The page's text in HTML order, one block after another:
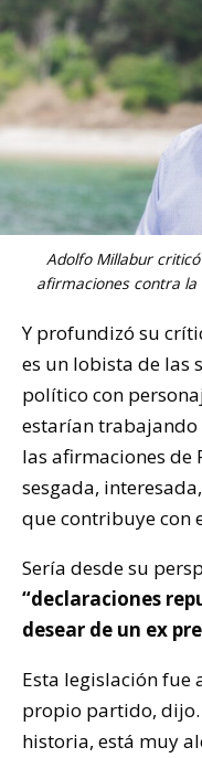
Adolfo Millabur
afirmaciones contra la
Y profundizó su
es un lobista de las
político con
estarían trabajando
las afirmaciones de
sesgada,
que contribuye con
Sería desde su
“declaraciones
desear de un ex
Esta legislación fue
propio partido, dijo.
historia, está muy